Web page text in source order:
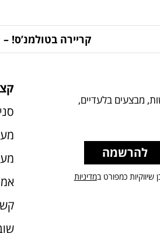
קריירה בטולמנ’ס!
מבצעים בלעדיים,
להרשמה
כמפורט במדיניות